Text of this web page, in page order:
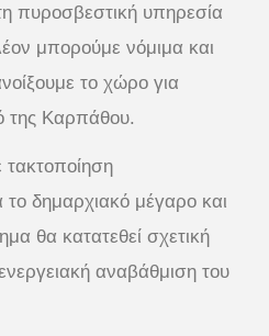
πυροσβεστική υπηρεσία
μπορούμε νόμιμα και
το χώρο για
της Καρπάθου.
το δημαρχιακό μέγαρο και
θα κατατεθεί σχετική
αναβάθμιση του